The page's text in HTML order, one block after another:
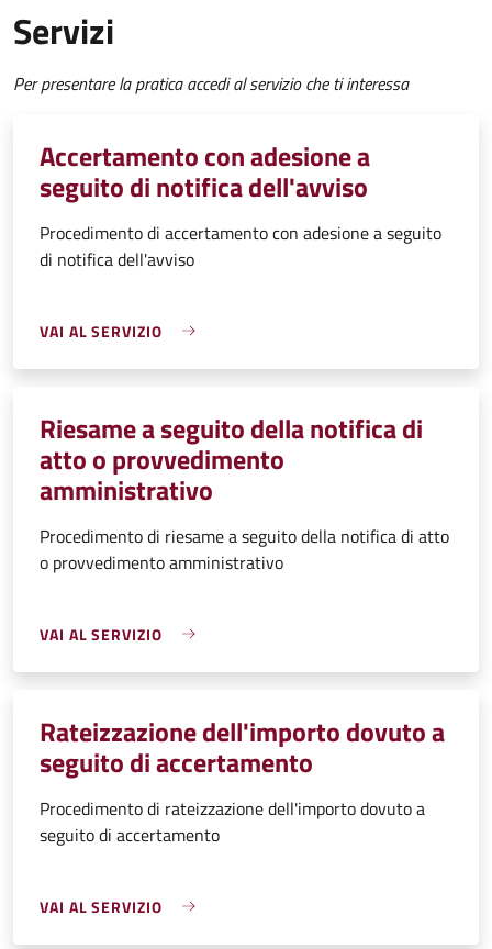
Servizi
Per presentare la pratica accedi al servizio che ti interessa
Accertamento con adesione a
seguito di notifica dell'avviso
Procedimento di accertamento con adesione a seguito
di notifica dell'avviso
VAI AL SERVIZIO
Riesame a seguito della notifica di
atto o provvedimento
amministrativo
Procedimento di riesame a seguito della notifica di atto
o provvedimento amministrativo
VAI AL SERVIZIO
Rateizzazione dell'importo dovuto a
seguito di accertamento
Procedimento di rateizzazione dell'importo dovuto a
seguito di accertamento
VAI AL SERVIZIO